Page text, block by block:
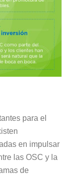
para el
en impulsar
las OSC y la
de